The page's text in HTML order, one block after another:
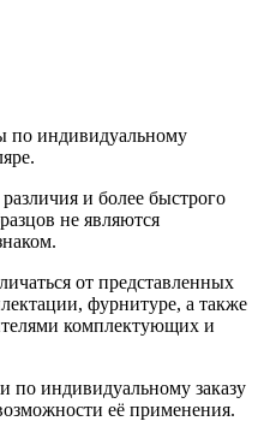
по индивидуальному
и более быстрого
не являются
от представленных
фурнитуре, а также
комплектующих и
по индивидуальному заказу
её применения.